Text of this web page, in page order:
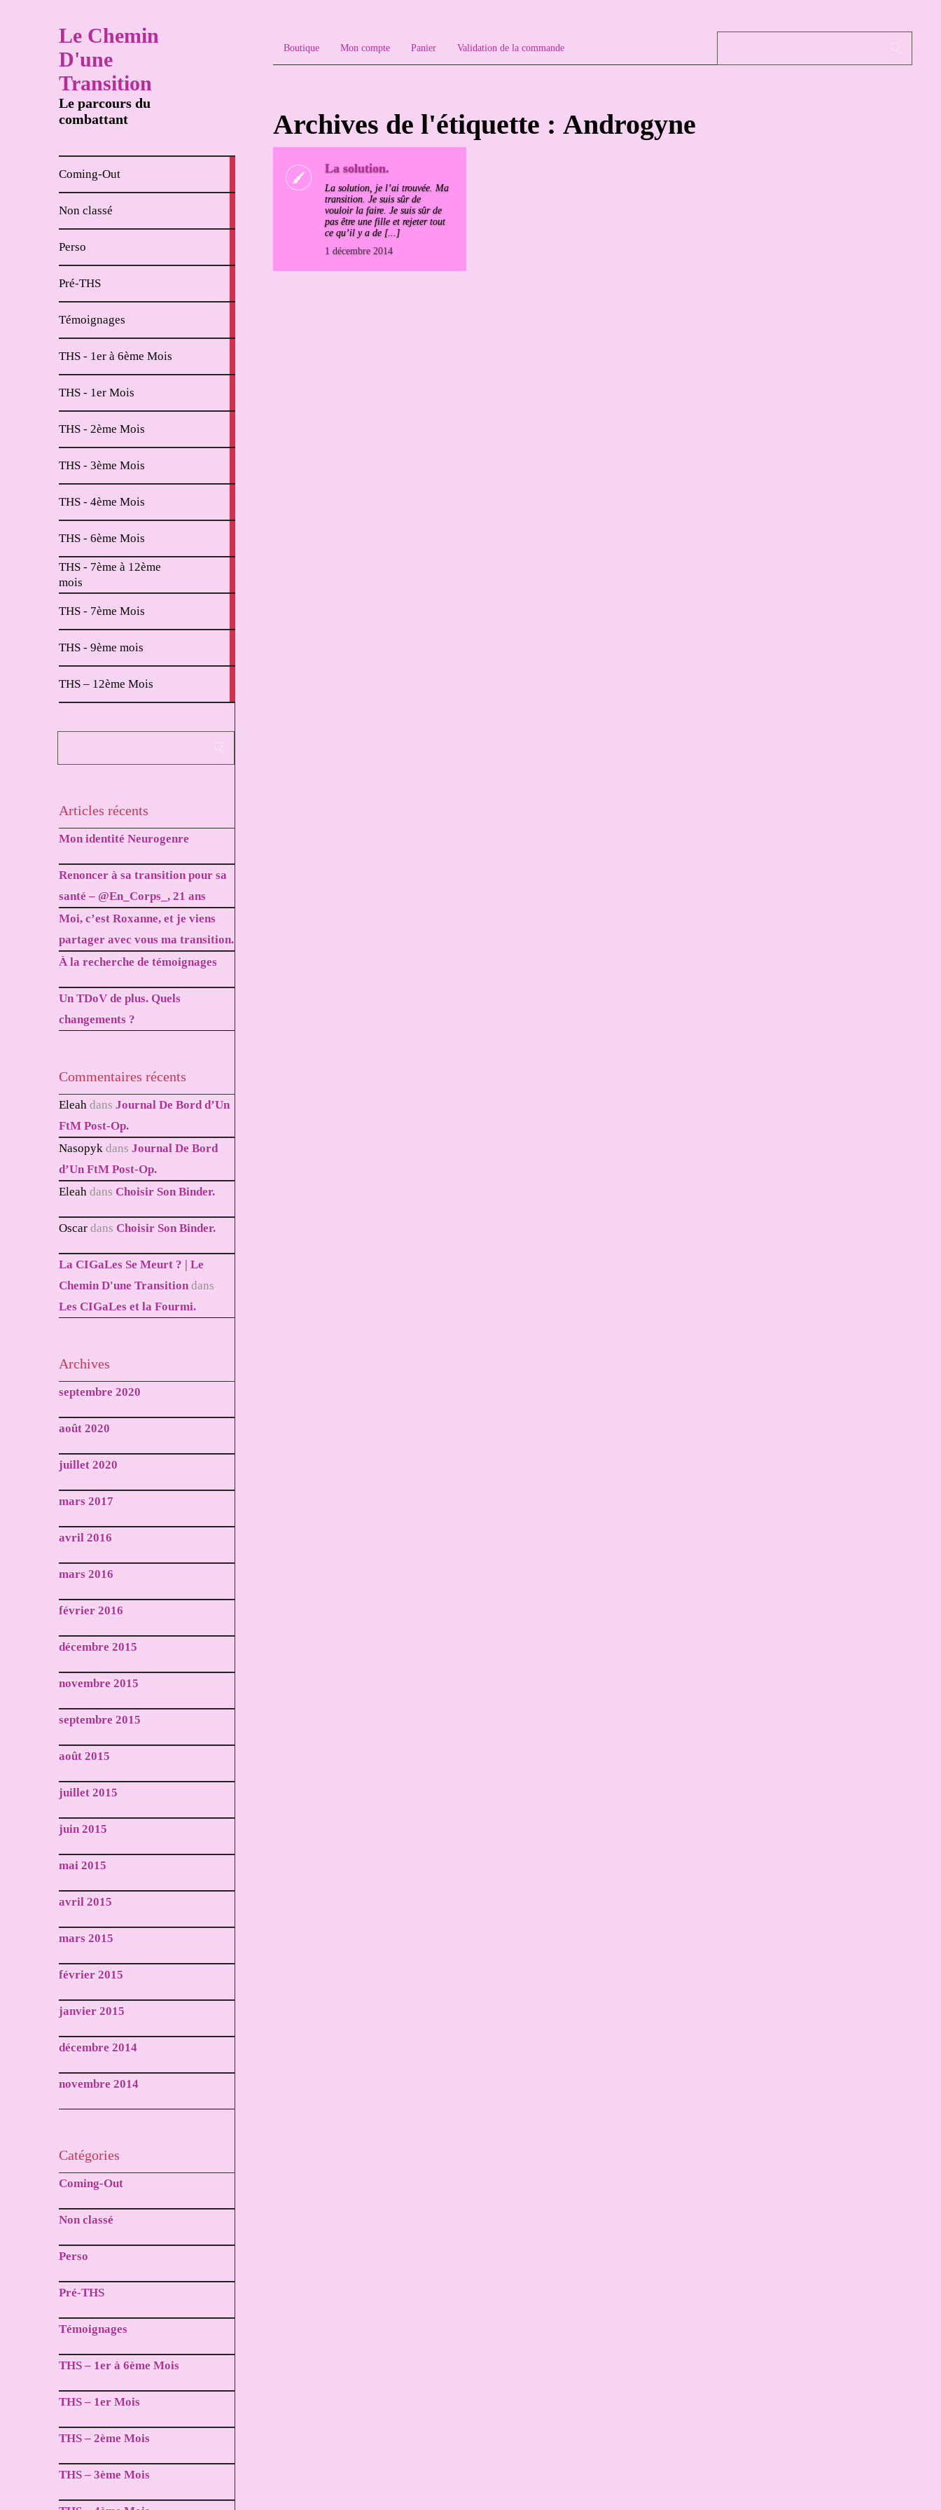
Le Chemin
D'une
Transition
Le parcours du
combattant
Coming-Out
Non classé
Perso
Pré-THS
Témoignages
THS - 1er à 6ème Mois
THS - 1er Mois
THS - 2ème Mois
THS - 3ème Mois
THS - 4ème Mois
THS - 6ème Mois
THS - 7ème à 12ème
mois
THS - 7ème Mois
THS - 9ème mois
THS – 12ème Mois
Articles récents
Mon identité Neurogenre
Renoncer à sa transition pour sa
santé – @En_Corps_, 21 ans
Moi, c’est Roxanne, et je viens
partager avec vous ma transition.
À la recherche de témoignages
Un TDoV de plus. Quels
changements ?
Commentaires récents
Eleah dans Journal De Bord d’Un
FtM Post-Op.
Nasopyk dans Journal De Bord
d’Un FtM Post-Op.
Eleah dans Choisir Son Binder.
Oscardans Choisir Son Binder.
La CIGaLes Se Meurt ? | Le
Chemin D'une Transitiondans
Les CIGaLes et la Fourmi.
Archives
septembre 2020
août 2020
juillet 2020
mars 2017
avril 2016
mars 2016
février 2016
décembre 2015
novembre 2015
septembre 2015
août 2015
juillet 2015
juin 2015
mai 2015
avril 2015
mars 2015
février 2015
janvier 2015
décembre 2014
novembre 2014
Catégories
Coming-Out
Non classé
Perso
Pré-THS
Témoignages
THS – 1er à 6ème Mois
THS – 1er Mois
THS – 2ème Mois
THS – 3ème Mois
Boutique Mon compte Panier Validation de la commande
Archives de l'étiquette : Androgyne
La solution.
La solution, je l’ai trouvée. Ma
transition. Je suis sûr de
vouloir la faire. Je suis sûr de
pas être une fille et rejeter tout
ce qu’il y a de [...]
1 décembre 2014